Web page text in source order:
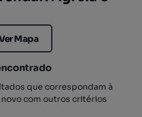
Mapa
que correspondam à
com outros critérios